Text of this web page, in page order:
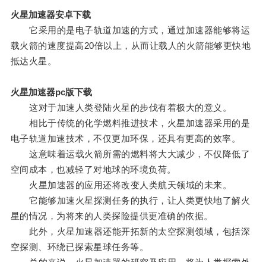
火星加速器安卓下载
它采用的是电子轨道加速的方式，通过加速器能够将运
载火箭的速度提高20倍以上，从而让载人的火箭能够更快地
抵达火星。
火星加速器pc版下载
这对于加速人类登陆火星的步伐有着极大的意义。
相比于传统的化学燃料推进技术，火星加速器采用的是
电子轨道加速技术，不仅更加环保，还具有更高的效率。
这意味着运载火箭所需的燃料将大大减少，不仅降低了
空间成本，也减轻了对地球的环境负荷。
火星加速器的应用还将改变人类航天领域的未来。
它能够加速火星探测任务的执行，让人类更快地了解火
星的情况，为将来的人类探险提供更准确的依据。
此外，火星加速器还能开拓新的太空探测领域，包括深
空探测、环绕已探索星球任务等。